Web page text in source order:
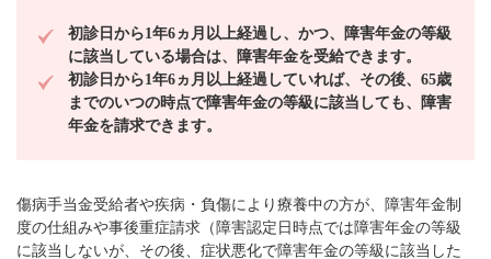
初診日から1年6ヵ月以上経過し、かつ、障害年金の等級
に該当している場合は、障害年金を受給できます。
初診日から1年6ヵ月以上経過していれば、その後、65歳
までのいつの時点で障害年金の等級に該当しても、障害
年金を請求できます。
傷病手当金受給者や疾病・負傷により療養中の方が、障害年金制
度の仕組みや事後重症請求（障害認定日時点では障害年金の等級
に該当しないが、その後、症状悪化で障害年金の等級に該当した